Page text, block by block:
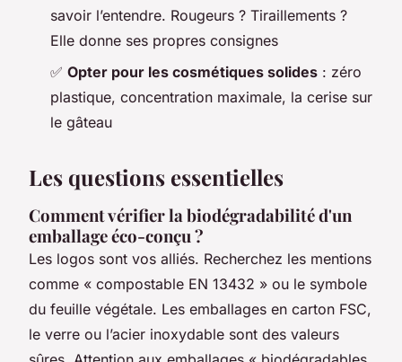
savoir l’entendre. Rougeurs ? Tiraillements ?
Elle donne ses propres consignes
✅ Opter pour les cosmétiques solides : zéro
plastique, concentration maximale, la cerise sur
le gâteau
Les questions essentielles
Comment vérifier la biodégradabilité d'un
emballage éco-conçu ?
Les logos sont vos alliés. Recherchez les mentions
comme « compostable EN 13432 » ou le symbole
du feuille végétale. Les emballages en carton FSC,
le verre ou l’acier inoxydable sont des valeurs